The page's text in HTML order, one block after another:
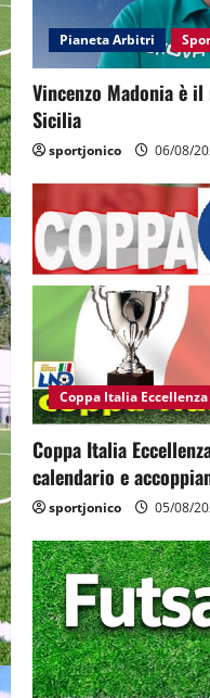
Pianeta Arbitri
Vincenzo Madonia è
Sicilia
sportjonico 06/08/
Coppa Italia Eccellenza
Coppa Italia
calendario e
sportjonico 05/08/